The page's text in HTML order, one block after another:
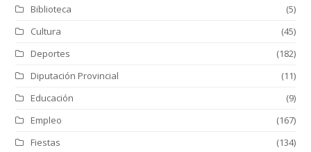
Biblioteca
(5)
Cultura
(45)
Deportes
(182)
Diputación Provincial
(11)
Educación
(9)
Empleo
(167)
Fiestas
(134)